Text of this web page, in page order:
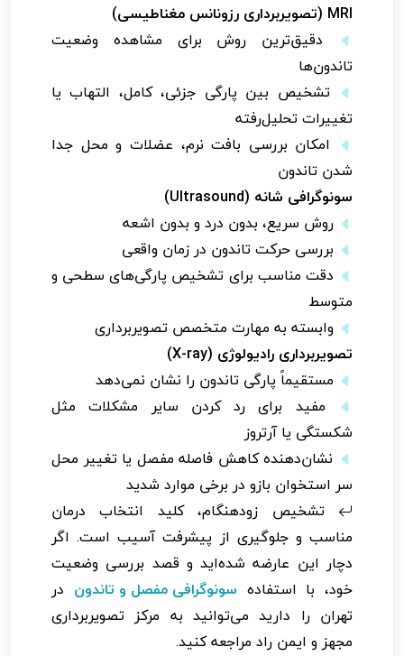
MRI (تصویربرداری رزونانس مغناطیسی)
دقیق‌ترین روش برای مشاهده وضعیت
تاندون‌ها
تشخیص بین پارگی جزئی، کامل، التهاب یا
تغییرات تحلیل‌رفته
امکان بررسی بافت نرم، عضلات و محل جدا
شدن تاندون
سونوگرافی شانه (Ultrasound)
روش سریع، بدون درد و بدون اشعه
بررسی حرکت تاندون در زمان واقعی
دقت مناسب برای تشخیص پارگی‌های سطحی و
متوسط
وابسته به مهارت متخصص تصویربرداری
تصویربرداری رادیولوژی (X-ray)
مستقیماً پارگی تاندون را نشان نمی‌دهد
مفید برای رد کردن سایر مشکلات مثل
شکستگی یا آرتروز
نشان‌دهنده کاهش فاصله مفصل یا تغییر محل
سر استخوان بازو در برخی موارد شدید
تشخیص زودهنگام، کلید انتخاب درمان
مناسب و جلوگیری از پیشرفت آسیب است. اگر
دچار این عارضه شده‌اید و قصد بررسی وضعیت
خود، با استفاده سونوگرافی مفصل و تاندون در
تهران را دارید می‌توانید به مرکز تصویربرداری
مجهز و ایمن راد مراجعه کنید.